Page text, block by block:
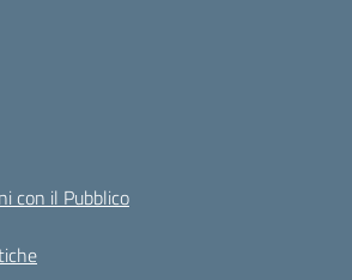
con il Pubblico